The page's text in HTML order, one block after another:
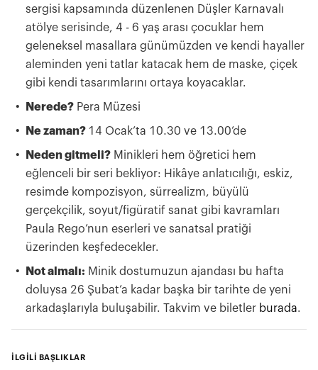
sergisi kapsamında düzenlenen Düşler Karnavalı
atölye serisinde, 4 - 6 yaş arası çocuklar hem
geleneksel masallara günümüzden ve kendi hayaller
aleminden yeni tatlar katacak hem de maske, çiçek
gibi kendi tasarımlarını ortaya koyacaklar.
Nerede? Pera Müzesi
Ne zaman? 14 Ocak’ta 10.30 ve 13.00’de
Neden gitmeli? Minikleri hem öğretici hem
eğlenceli bir seri bekliyor: Hikâye anlatıcılığı, eskiz,
resimde kompozisyon, sürrealizm, büyülü
gerçekçilik, soyut/figüratif sanat gibi kavramları
Paula Rego’nun eserleri ve sanatsal pratiği
üzerinden keşfedecekler.
Not almalı: Minik dostumuzun ajandası bu hafta
doluysa 26 Şubat’a kadar başka bir tarihte de yeni
arkadaşlarıyla buluşabilir. Takvim ve biletler burada.
İLGİLİ BAŞLIKLAR